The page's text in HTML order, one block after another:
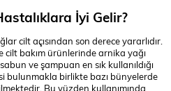
İyi Gelir?
cilt açısından son derece yararlıdır.
cilt bakım ürünlerinde arnika yağı
ve şampuan en sık kullanıldığı
bulunmakla birlikte bazı bünyelerde
Bu yüzden kullanımında